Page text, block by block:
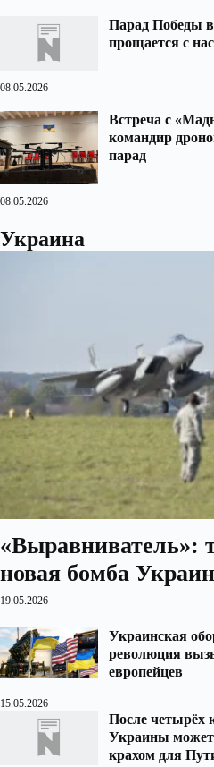
Парад Победы
прощается с
08.05.2026
Встреча с
командир
парад
08.05.2026
Украина
«Выравниватель»:
новая бомба
19.05.2026
Украинская
революция
европейцев
15.05.2026
После четырёх
Украины может
крахом для